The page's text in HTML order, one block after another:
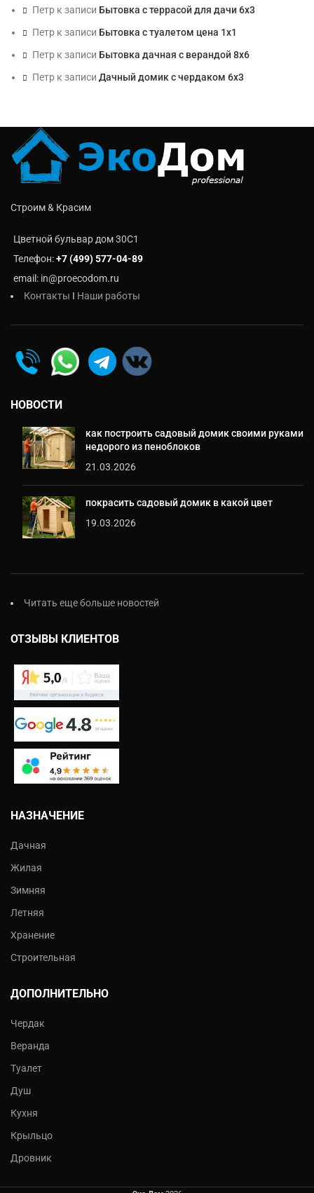
Петр к записи Бытовка с террасой для дачи 6х3
Петр к записи Бытовка с туалетом цена 1х1
Петр к записи Бытовка дачная с верандой 8х6
Петр к записи Дачный домик с чердаком 6х3
Строим & Красим
Цветной бульвар дом 30C1
Телефон:+7 (499) 577-04-89
email: in@proecodom.ru
Контакты I Наши работы
НОВОСТИ
как построить садовый домик своими руками
недорого из пеноблоков
21.03.2026
покрасить садовый домик в какой цвет
19.03.2026
Читать еще больше новостей
ОТЗЫВЫ КЛИЕНТОВ
НАЗНАЧЕНИЕ
Дачная
Жилая
Зимняя
Летняя
Хранение
Строительная
ДОПОЛНИТЕЛЬНО
Чердак
Веранда
Туалет
Душ
Кухня
Крыльцо
Дровник